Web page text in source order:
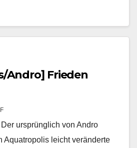
Andro] Frieden
ursprünglich von Andro
Aquatropolis leicht veränderte